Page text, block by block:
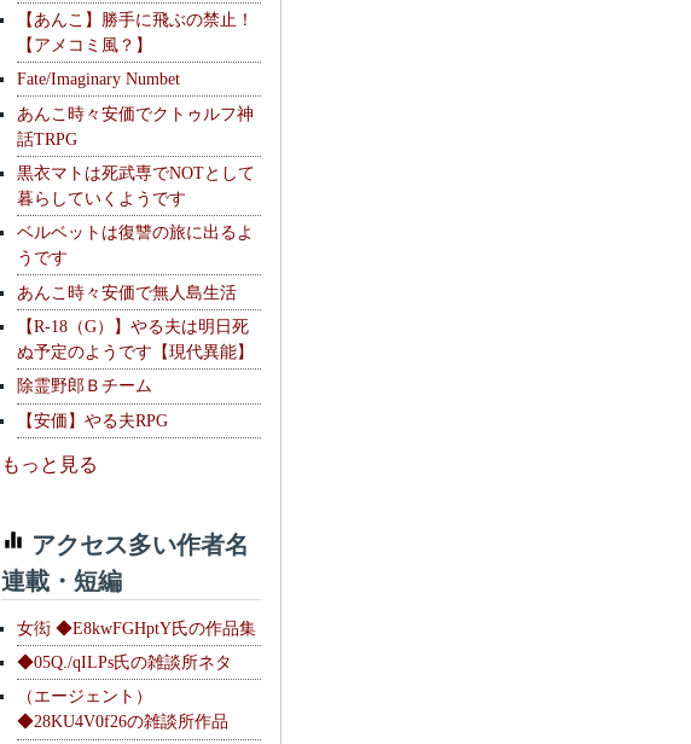
【あんこ】勝手に飛ぶの禁止！
【アメコミ風？】
Fate/Imaginary Numbet
あんこ時々安価でクトゥルフ神
話TRPG
黒衣マトは死武専でNOTとして
暮らしていくようです
ベルベットは復讐の旅に出るよ
うです
あんこ時々安価で無人島生活
【R-18（G）】やる夫は明日死
ぬ予定のようです【現代異能】
除霊野郎Ｂチーム
【安価】やる夫RPG
もっと見る
アクセス多い作者名
連載・短編
女衒 ◆E8kwFGHptY氏の作品集
◆05Q./qILPs氏の雑談所ネタ
（エージェント）
◆28KU4V0f26の雑談所作品